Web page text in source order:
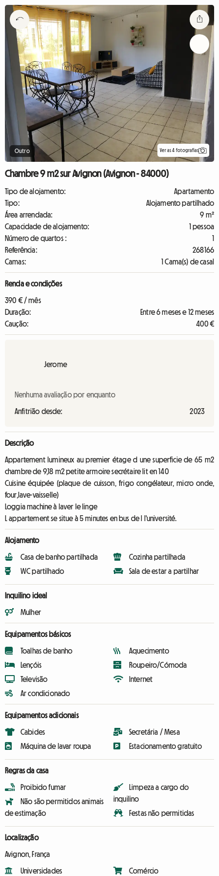
Outro Ver as 4 fotografias
Chambre 9 m2 sur Avignon (Avignon - 84000)
Tipo de alojamento:
Apartamento
Tipo:
Alojamento partilhado
Área arrendada:
9 m²
Capacidade de alojamento:
1 pessoa
Número de quartos :
1
Referência:
268166
Camas:
1 Cama(s) de casal
Renda e condições
390 € / mês
Duração:
Entre 6 meses e 12 meses
Caução:
400 €
Jerome
Nenhuma avaliação por enquanto
Anfitrião desde: 2023
Descrição
Appartement lumineux au premier étage d une superficie de 65 m2
chambre de 9,18 m2 petite armoire secrétaire lit en 140
Cuisine équipée (plaque de cuisson, frigo congélateur, micro onde,
four,lave-vaisselle)
Loggia machine à laver le linge
L appartement se situe à 5 minutes en bus de l l'université.
Alojamento
Casa de banho partilhada
WC partilhado
Cozinha partilhada
Sala de estar a partilhar
Inquilino ideal
Mulher
Equipamentos básicos
Toalhas de banho
Lençóis
Televisão
Ar condicionado
Aquecimento
Roupeiro/Cómoda
Internet
Equipamentos adicionais
Cabides
Máquina de lavar roupa
Secretária / Mesa
Estacionamento gratuito
Regras da casa
Proibido fumar
Não são permitidos animais
de estimação
Limpeza a cargo do
inquilino
Festas não permitidas
Localização
Avignon, França
Universidades Comércio